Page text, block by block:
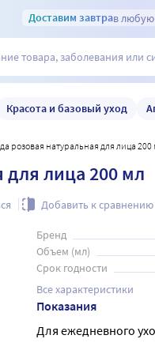
Доставим завтрав
Красота и базовый уход
розовая натуральная для лица 200
для лица 200 мл
Добавить к сравнению
Бренд
Объем (мл)
Срок годности
Все характеристики
Показания
Для ежедневного